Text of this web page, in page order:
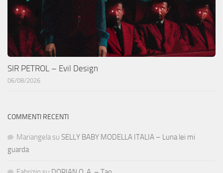
SIR PETROL – Evil Design
06/08/2026
COMMENTI RECENTI
Mariangela su SELLY BABY MODELLA ITALIA – Luna lei mi
guarda